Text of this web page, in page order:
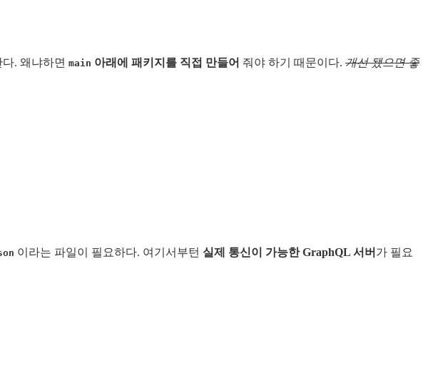
. 왜냐하면 main 아래에 패키지를 직접 만들어 줘야 하기 때문이다. 개선 됐으면 좋
이라는 파일이 필요하다. 여기서부턴 실제 통신이 가능한 GraphQL 서버 가 필요